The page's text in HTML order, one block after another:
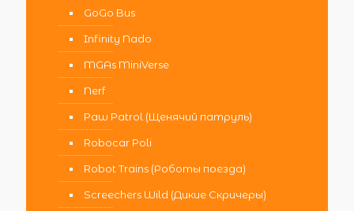
GoGo Bus
Infinity Nado
MGAs MiniVerse
Nerf
Paw Patrol (Щенячий патруль)
Robocar Poli
Robot Trains (Роботы поезда)
Screechers Wild (Дикие Скричеры)